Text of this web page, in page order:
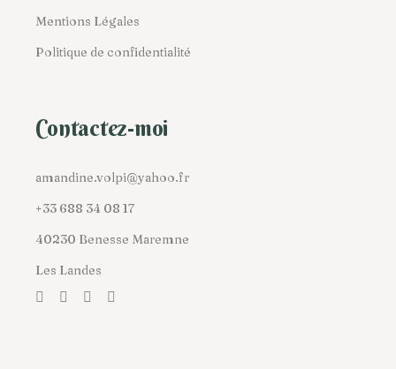
Mentions Légales
Politique de confidentialité
Contactez-moi
amandine.volpi@yahoo.fr
+33 688 34 08 17
40230 Benesse Maremne
Les Landes